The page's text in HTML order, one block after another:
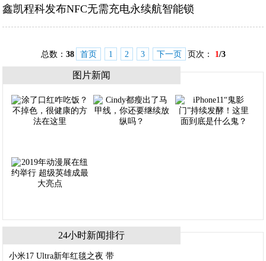
鑫凯程科发布NFC无需充电永续航智能锁
总数： 38 首页 1 2 3 下一页 页次： 1/3
图片新闻
24小时新闻排行
小米17 Ultra新年红毯之夜 带